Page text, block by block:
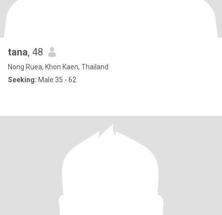
tana, 48
Nong Ruea, Khon Kaen, Thailand
Seeking: Male 35 - 62